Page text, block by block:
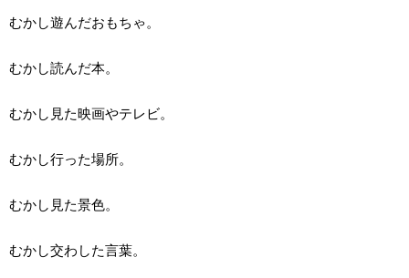
むかし遊んだおもちゃ。
むかし読んだ本。
むかし見た映画やテレビ。
むかし行った場所。
むかし見た景色。
むかし交わした言葉。